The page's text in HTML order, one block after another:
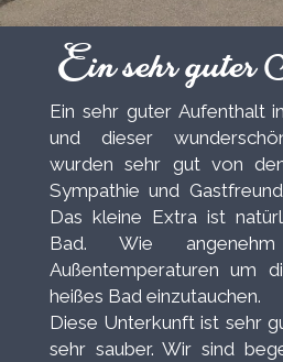
Ein sehr
Ein sehr guter Aufenthalt
und dieser
wurden sehr gut von
Sympathie und
Das kleine Extra ist
Bad. Wie
Außentemperaturen um
heißes Bad einzutauchen.
Diese Unterkunft ist sehr
sehr sauber. Wir sind